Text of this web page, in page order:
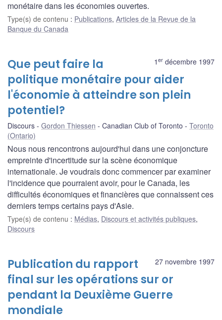
monétaire dans les économies ouvertes.
Type(s) de contenu : Publications, Articles de la Revue de la
Banque du Canada
1 er décembre 1997
Que peut faire la
politique monétaire pour aider
l'économie à atteindre son plein
potentiel?
Discours Gordon Thiessen Canadian Club of Toronto
Toronto
(Ontario)
Nous nous rencontrons aujourd'hui dans une conjoncture
empreinte d'incertitude sur la scène économique
internationale. Je voudrais donc commencer par examiner
l'incidence que pourraient avoir, pour le Canada, les
difficultés économiques et financières que connaissent ces
derniers temps certains pays d'Asie.
Type(s) de contenu : Médias, Discours et activités publiques,
Discours
27 novembre 1997
Publication du rapport
final sur les opérations sur or
pendant la Deuxième Guerre
mondiale